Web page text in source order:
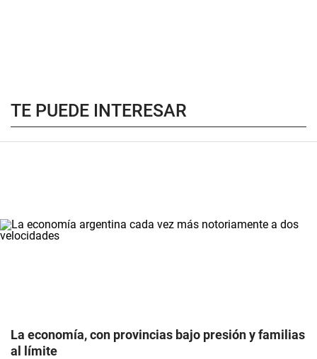
TE PUEDE INTERESAR
La economía, con provincias bajo presión y familias
al límite